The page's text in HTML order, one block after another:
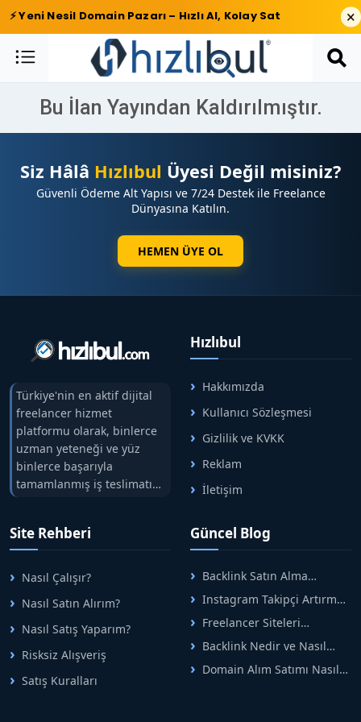
⚡ Yeni Nesil Domain Pazarı – Hızlı Al, Kolay Sat ×
Bu İlan Yayından Kaldırılmıştır.
Siz Hâlâ Hızlıbul Üyesi Değil misiniz?
Güvenli Ödeme Alt Yapısı ve 7/24 Destek ile Freelance
Dünyasına Katılın.
HEMEN ÜYE OL
Türkiye'nin en aktif dijital
freelancer hizmet
platformu olarak, binlerce
uzman yeteneği ve yüz
binlerce başarıyla
tamamlanmış iş teslimatını
tek çatıda buluşturuyoruz.
arasındaki süreci risksiz
alışveriş sistemi ile koruyan
ticaretin güvenli
adreslerinden birisidir.
Hızlıbul
Hakkımızda
Kullanıcı Sözleşmesi
Gizlilik ve KVKK
Reklam
İletişim
Site Rehberi
Nasıl Çalışır?
Nasıl Satın Alırım?
Nasıl Satış Yaparım?
Risksiz Alışveriş
Satış Kuralları
Güncel Blog
Backlink Satın Alma
Rehberi: Güvenli SEO İçin
Doğru Adımlar
Instagram Takipçi Artırma
Yöntemleri: Organik Büyüme
Rehberi
Freelancer Siteleri
Arasında Doğru Seçim Nasıl
Yapılır
Backlink Nedir ve Nasıl
Alınır? Etkili Yöntemler
Domain Alım Satımı Nasıl